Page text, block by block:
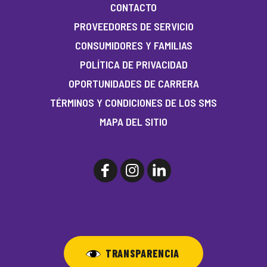
CONTACTO
PROVEEDORES DE SERVICIO
CONSUMIDORES Y FAMILIAS
POLÍTICA DE PRIVACIDAD
OPORTUNIDADES DE CARRERA
TÉRMINOS Y CONDICIONES DE LOS SMS
MAPA DEL SITIO
TRANSPARENCIA